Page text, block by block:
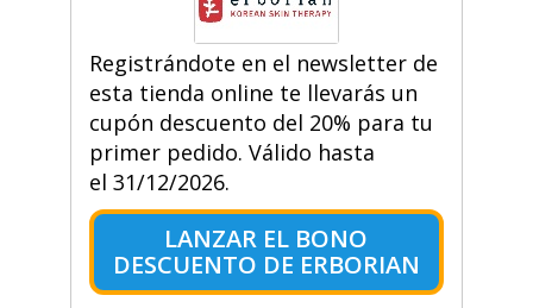
Registrándote en el newsletter de
esta tienda online te llevarás un
cupón descuento del 20% para tu
primer pedido. Válido hasta
el 31/12/2026.
LANZAR EL BONO
DESCUENTO DE ERBORIAN